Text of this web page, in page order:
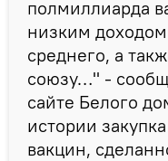
полмиллиарда
низким
среднего, а
союзу…" -
сайте Белого
истории
вакцин,